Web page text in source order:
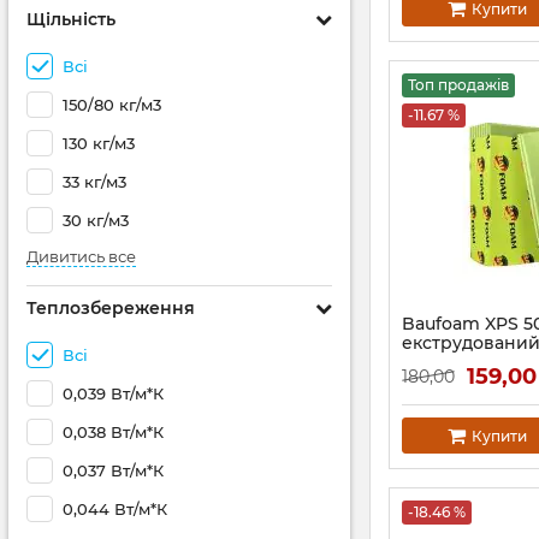
Щільність
Всі
150/80 кг/м3
130 кг/м3
33 кг/м3
30 кг/м3
Дивитись все
Теплозбереження
Всі
0,039 Вт/м*К
0,038 Вт/м*К
0,037 Вт/м*К
0,044 Вт/м*К
Купити
Топ продажів
-11.67 %
Baufoam XPS
екструдований
180,00 159,00
Купити
-18.46 %